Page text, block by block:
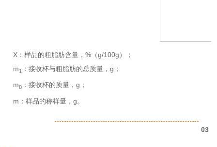
X：样品的粗脂肪含量，%（g/100g）；
m1 ：接收杯与粗脂肪的总质量，g；
m0 ：接收杯的质量，g；
m：样品的称样量，g。
03